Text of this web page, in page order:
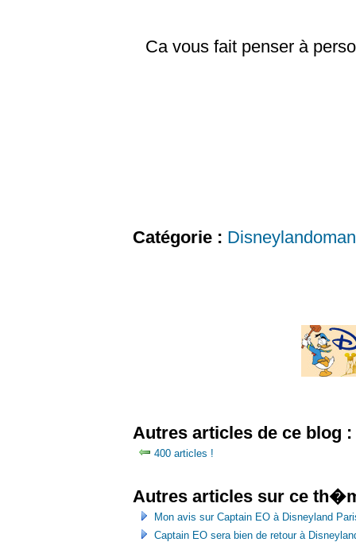
Ca vous fait penser à
Catégorie :
Autres articles de ce blog :
400 articles !
Autres articles sur ce
Mon avis sur Captain EO à Disneyland
Captain EO sera bien de retour à